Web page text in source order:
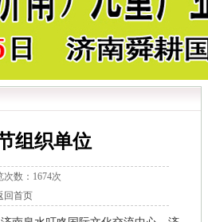
组织单位
数：1674次
回首页